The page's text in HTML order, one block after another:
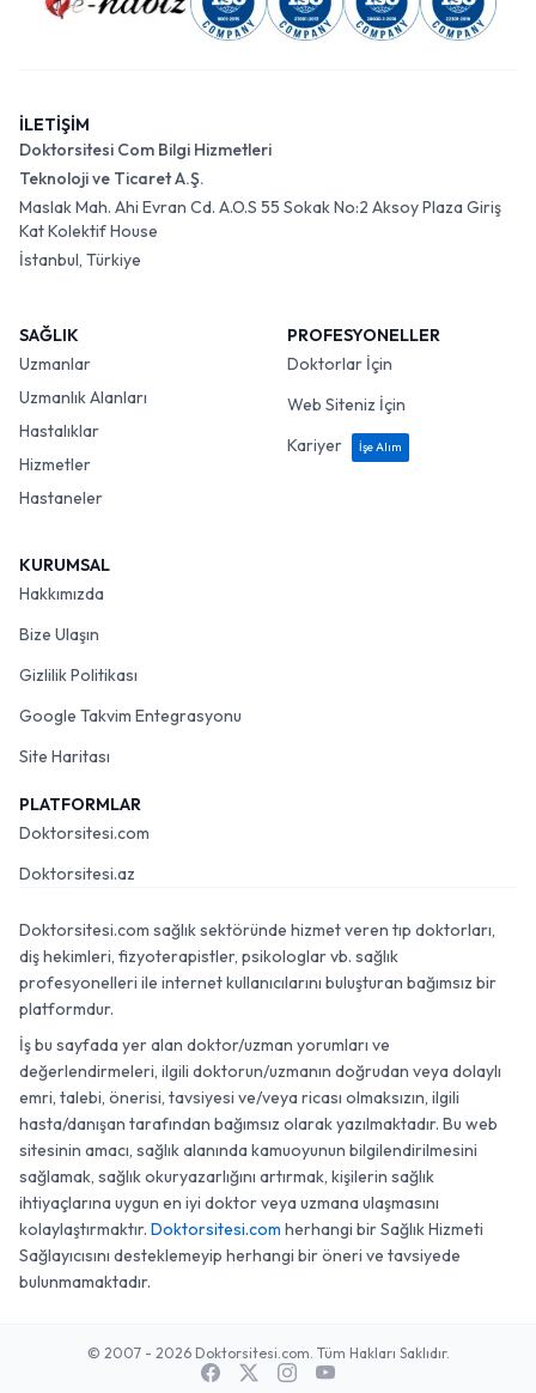
İLETİŞİM
Doktorsitesi Com Bilgi Hizmetleri
Teknoloji ve Ticaret A.Ş.
Maslak Mah. Ahi Evran Cd. A.O.S 55 Sokak No:2 Aksoy Plaza Giriş
Kat Kolektif House
İstanbul, Türkiye
SAĞLIK
Uzmanlar
Uzmanlık Alanları
Hastalıklar
Hizmetler
Hastaneler
PROFESYONELLER
Doktorlar İçin
Web Siteniz İçin
Kariyer
İşe Alım
KURUMSAL
Hakkımızda
Bize Ulaşın
Gizlilik Politikası
Google Takvim Entegrasyonu
Site Haritası
PLATFORMLAR
Doktorsitesi.com
Doktorsitesi.az
Doktorsitesi.com sağlık sektöründe hizmet veren tıp doktorları,
diş hekimleri, fizyoterapistler, psikologlar vb. sağlık
profesyonelleri ile internet kullanıcılarını buluşturan bağımsız bir
platformdur.
İş bu sayfada yer alan doktor/uzman yorumları ve
değerlendirmeleri, ilgili doktorun/uzmanın doğrudan veya dolaylı
emri, talebi, önerisi, tavsiyesi ve/veya ricası olmaksızın, ilgili
hasta/danışan tarafından bağımsız olarak yazılmaktadır. Bu web
sitesinin amacı, sağlık alanında kamuoyunun bilgilendirilmesini
sağlamak, sağlık okuryazarlığını artırmak, kişilerin sağlık
ihtiyaçlarına uygun en iyi doktor veya uzmana ulaşmasını
kolaylaştırmaktır. Doktorsitesi.com herhangi bir Sağlık Hizmeti
Sağlayıcısını desteklemeyip herhangi bir öneri ve tavsiyede
bulunmamaktadır.
© 2007 - 2026 Doktorsitesi.com. Tüm Hakları Saklıdır.